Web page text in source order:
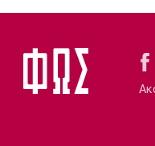
Γιουνάιτεντ